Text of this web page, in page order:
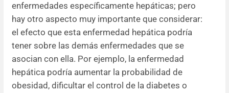
enfermedades específicamente hepáticas; pero
hay otro aspecto muy importante que considerar:
el efecto que esta enfermedad hepática podría
tener sobre las demás enfermedades que se
asocian con ella. Por ejemplo, la enfermedad
hepática podría aumentar la probabilidad de
obesidad, dificultar el control de la diabetes o